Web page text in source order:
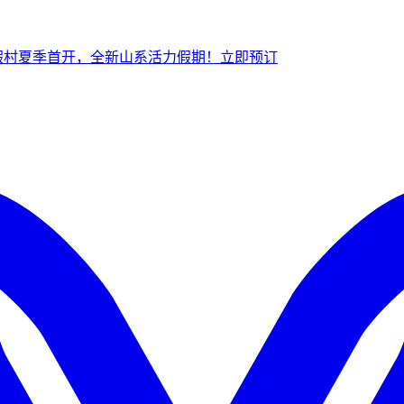
夏季首开，全新山系活力假期！ 立 即预订